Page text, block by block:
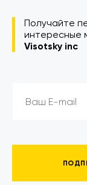
Получайте
интересные
Visotsky inc